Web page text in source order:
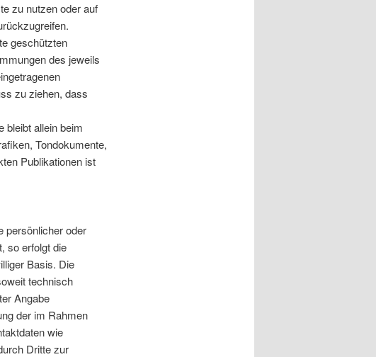
zu nutzen oder auf
geschützten
des jeweils
zu ziehen, dass
bleibt allein beim
Tondokumente,
Publikationen ist
persönlicher oder
so erfolgt die
Basis. Die
technisch
Angabe
der im Rahmen
wie
Dritte zur